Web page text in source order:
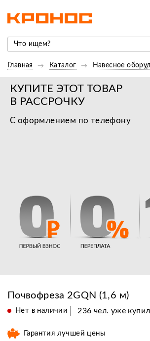
Главная Каталог Навесное
КУПИТЕ ЭТОТ ТОВАР
В РАССРОЧКУ
С оформлением по телефону
Почвофреза 2GQN (1,6 м)
Нет в наличии 236 чел. уже
Гарантия лучшей цены